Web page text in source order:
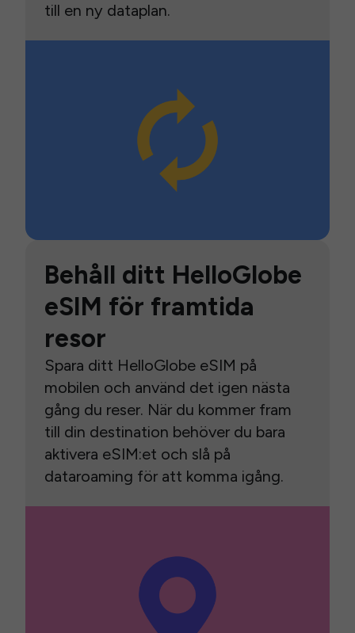
till en ny dataplan.
Behåll ditt HelloGlobe
eSIM för framtida
resor
Spara ditt HelloGlobe eSIM på
mobilen och använd det igen nästa
gång du reser. När du kommer fram
till din destination behöver du bara
aktivera eSIM:et och slå på
dataroaming för att komma igång.